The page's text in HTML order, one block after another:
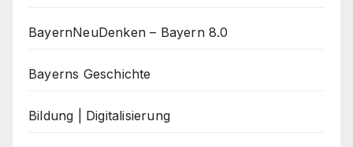
BayernNeuDenken – Bayern 8.0
Bayerns Geschichte
Bildung | Digitalisierung